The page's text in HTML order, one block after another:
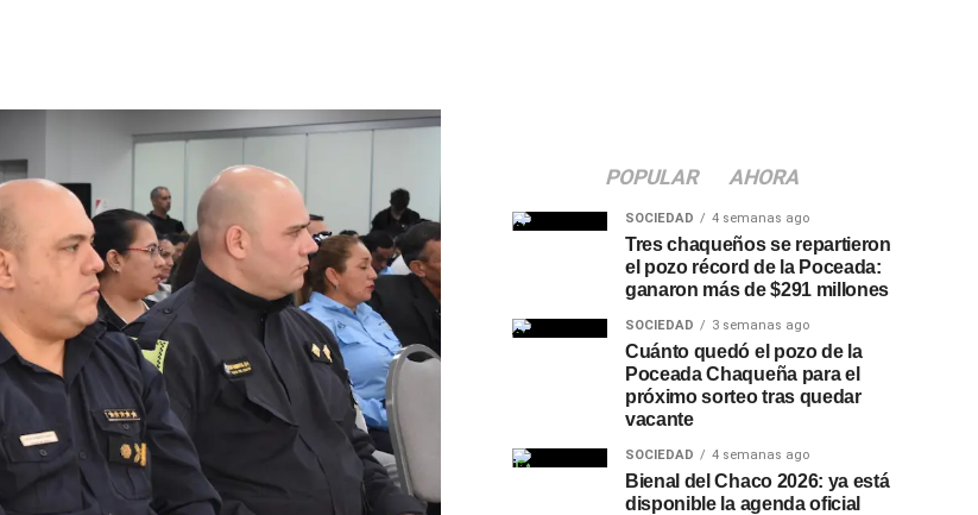
POPULAR AHORA
SOCIEDAD 4 semanas ago
Tres chaqueños se repartieron
el pozo récord de la Poceada:
ganaron más de $291 millones
SOCIEDAD 3 semanas ago
Cuánto quedó el pozo de la
Poceada Chaqueña para el
próximo sorteo tras quedar
vacante
SOCIEDAD 4 semanas ago
Bienal del Chaco 2026: ya está
disponible la agenda oficial